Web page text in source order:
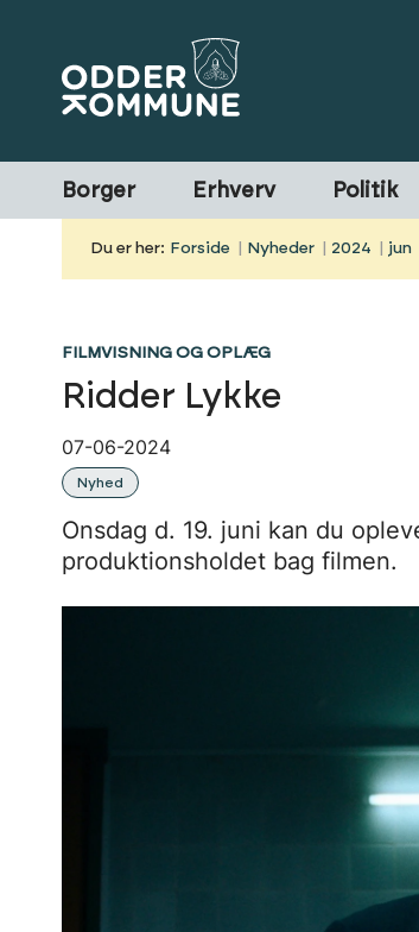
Borger Erhverv Politik
Du er her: Forside Nyheder 2024 jun
FILMVISNING OG OPLÆG
Ridder Lykke
07-06-2024
Nyhed
Onsdag d. 19. juni kan du
produktionsholdet bag filmen.